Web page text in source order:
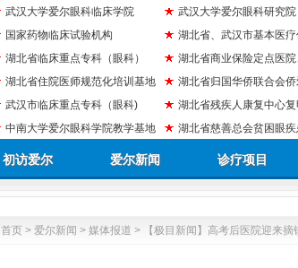
武汉大学爱尔眼科临床学院
国家药物临床试验机构
湖北省临床重点专科（眼科）
湖北省住院医师规范化培训基地
武汉市临床重点专科（眼科)
中南大学爱尔眼科学院教学基地
武汉大学爱尔眼科研究院
湖北省、武汉市基本医
湖北省商业保险定点医
湖北省归国华侨联合会
湖北省残疾人康复中心
湖北省慈善总会贫困眼
初访爱尔 爱尔新闻 诊疗项目
首页 > 爱尔新闻 > 媒体报道 > 【极目新闻】高考后医院迎来摘